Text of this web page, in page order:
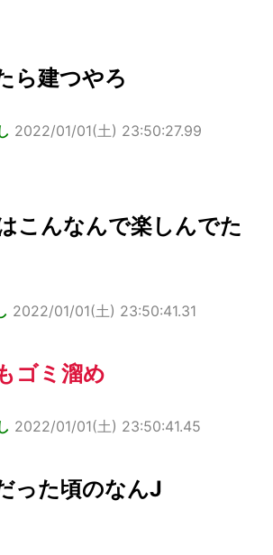
ら建つやろ
2022/01/01(土) 23:50:27.99
こんなんで楽しんでた
2022/01/01(土) 23:50:41.31
ゴミ溜め
2022/01/01(土) 23:50:41.45
った頃のなんJ